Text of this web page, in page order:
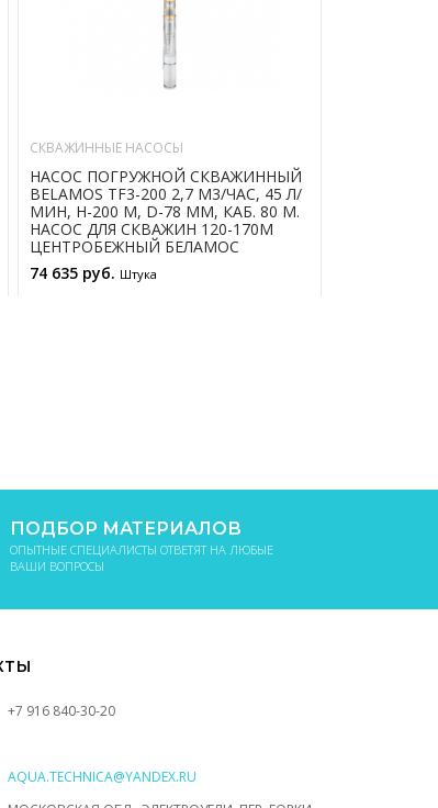
СКВАЖИННЫЕ НАСОСЫ
НАСОС ПОГРУЖНОЙ СКВАЖИННЫЙ
BELAMOS TF3-200 2,7 М3/ЧАС, 45 Л/
МИН, Н-200 М, D-78 ММ, КАБ. 80 М.
НАСОС ДЛЯ СКВАЖИН 120-170М
ЦЕНТРОБЕЖНЫЙ БЕЛАМОС
74 635 руб. Штука
ПОДБОР МАТЕРИАЛОВ
ОПЫТНЫЕ СПЕЦИАЛИСТЫ ОТВЕТЯТ НА ЛЮБЫЕ
ВАШИ ВОПРОСЫ
+7 916 840-30-20
AQUA.TECHNICA@YANDEX.RU